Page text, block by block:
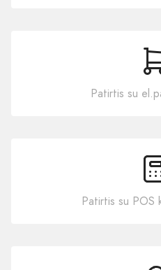
Patirtis su
Patirtis su POS